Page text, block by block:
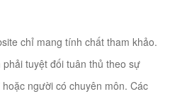
chỉ mang tính chất tham khảo.
tuyệt đối tuân thủ theo sự
người có chuyên môn. Các